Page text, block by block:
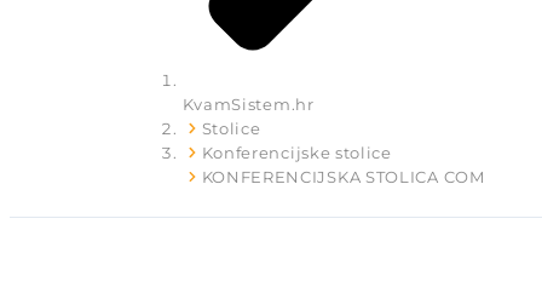
KvamSistem.hr
Stolice
Konferencijske stolice
KONFERENCIJSKA STOLICA COM